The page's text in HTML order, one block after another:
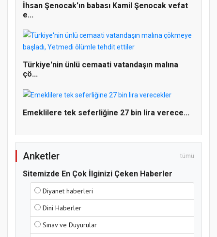
Doğanyol'da Temel Dini Bilgiler Sınavı
İhsan Şenocak'ın babası Kamil Şenocak vefat
e...
Türkiye'nin ünlü cemaati vatandaşın malına
çö...
Emeklilere tek seferliğine 27 bin lira verece...
Anketler tümü
Sitemizde En Çok İlginizi Çeken Haberler
Diyanet haberleri
Dini Haberler
Sınav ve Duyurular